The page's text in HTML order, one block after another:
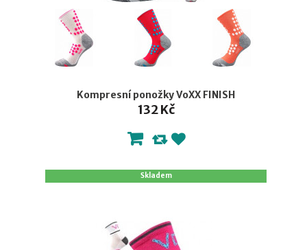
Kompresní ponožky VoXX FINISH
132 Kč
Skladem